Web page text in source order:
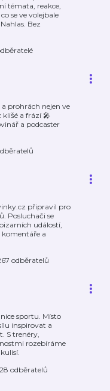
témata, reakce,
se ve volejbale
Bez
prohrách nejen ve
klišé a frází 🎤
a podcaster
připravil pro
Posluchači se
událostí,
komentáře a
odběratelů
sportu. Místo
inspirovat a
S trenéry,
rozebíráme
odběratelů